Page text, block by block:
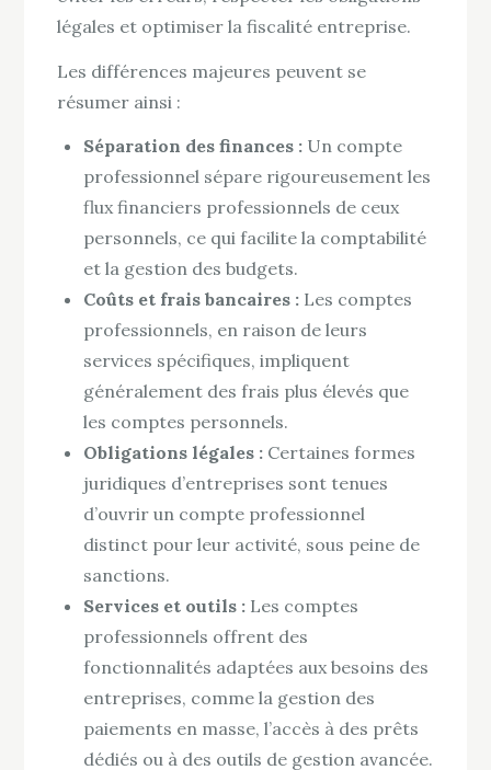
légales et optimiser la fiscalité entreprise.
Les différences majeures peuvent se
résumer ainsi :
Séparation des finances : Un compte
professionnel sépare rigoureusement les
flux financiers professionnels de ceux
personnels, ce qui facilite la comptabilité
et la gestion des budgets.
Coûts et frais bancaires : Les comptes
professionnels, en raison de leurs
services spécifiques, impliquent
généralement des frais plus élevés que
les comptes personnels.
Obligations légales : Certaines formes
juridiques d’entreprises sont tenues
d’ouvrir un compte professionnel
distinct pour leur activité, sous peine de
sanctions.
Services et outils : Les comptes
professionnels offrent des
fonctionnalités adaptées aux besoins des
entreprises, comme la gestion des
paiements en masse, l’accès à des prêts
dédiés ou à des outils de gestion avancée.